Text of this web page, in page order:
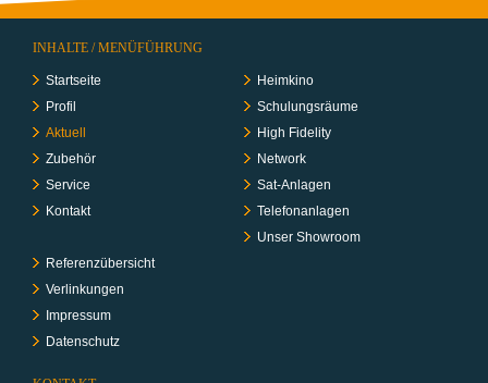
INHALTE / MENÜFÜHRUNG
Startseite
Profil
Aktuell
Zubehör
Service
Kontakt
Heimkino
Schulungs­räume
High Fidelity
Network
Sat-Anlagen
Telefon­anlagen
Unser Showroom
Referenzübersicht
Verlinkungen
Impressum
Datenschutz